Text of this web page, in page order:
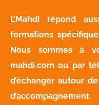
L’Mahdi répond
formations
Nous sommes à
mahdi.com ou par
d’échanger autour
d’accompagnement.